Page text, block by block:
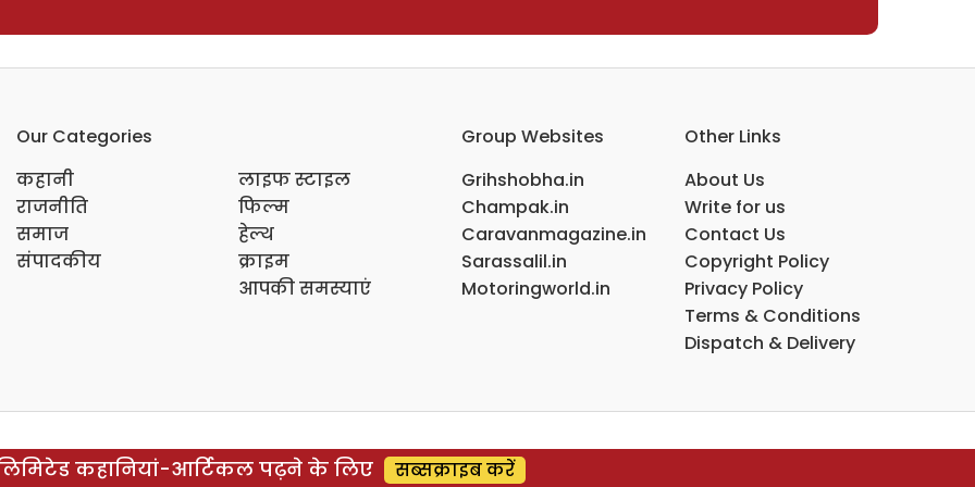
Our Categories
कहानी
राजनीति
समाज
संपादकीय
लाइफ स्टाइल
फिल्म
हेल्थ
क्राइम
आपकी समस्याएं
Group Websites
Grihshobha.in
Champak.in
Caravanmagazine.in
Sarassalil.in
Motoringworld.in
Other Links
About Us
Write for us
Contact Us
Copyright Policy
Privacy Policy
Terms & Conditions
Dispatch & Delivery
कहानियां-आर्टिकल पढ़ने के लिए सब्सक्राइब करें